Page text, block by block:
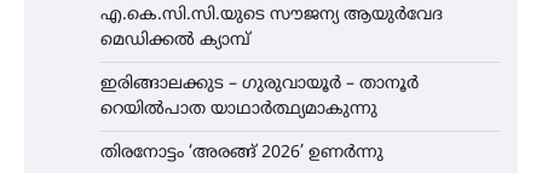
എ.കെ.സി.സി.യുടെ സൗജന്യ ആയുർവേദ
മെഡിക്കൽ ക്യാമ്പ്
ഇരിങ്ങാലക്കുട – ഗുരുവായൂർ – താനൂർ
റെയിൽപാത യാഥാർത്ഥ്യമാകുന്നു
തിരനോട്ടം ‘അരങ്ങ് 2026’ ഉണർന്നു